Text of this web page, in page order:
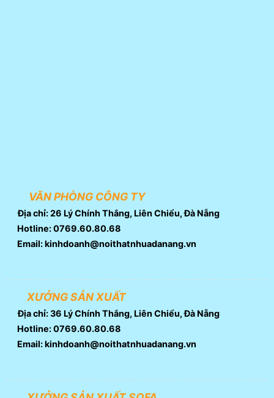
VĂN PHÒNG CÔNG TY
Địa chỉ: 26 Lý Chính Thắng, Liên Chiểu, Đà Nẵng
Hotline: 0769.60.80.68
Email: kinhdoanh@noithatnhuadanang.vn
XƯỞNG SẢN XUẤT
Địa chỉ: 36 Lý Chính Thắng, Liên Chiểu, Đà Nẵng
Hotline: 0769.60.80.68
Email: kinhdoanh@noithatnhuadanang.vn